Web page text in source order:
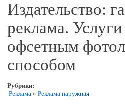
Издательство:
реклама.
офсетным
способом
Рубрики:
Реклама » Реклама наружная